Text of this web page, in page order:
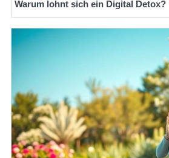
Warum lohnt sich ein Digital Detox?